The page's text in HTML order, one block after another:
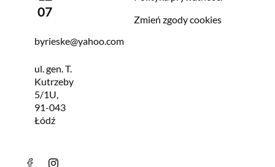
07
byrieske@yahoo.com
ul. gen. T.
Kutrzeby
5/1U,
91-043
Łódź
Zmień zgody cookies